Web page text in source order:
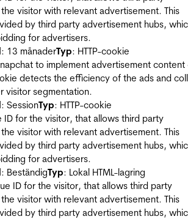
visitor with relevant advertisement. This
by third party advertisement hubs,
for advertisers.
: 13 månaderTyp: HTTP-cookie
to implement advertisement content
detects the efficiency of the ads and
visitor segmentation.
: SessionTyp: HTTP-cookie
ID for the visitor, that allows third party
visitor with relevant advertisement. This
by third party advertisement hubs,
for advertisers.
: BeständigTyp: Lokal HTML-lagring
ID for the visitor, that allows third party
visitor with relevant advertisement. This
by third party advertisement hubs,